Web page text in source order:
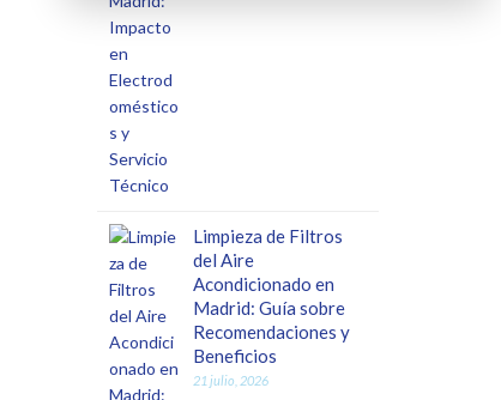
Limpieza de Filtros
del Aire
Acondicionado en
Madrid: Guía sobre
Recomendaciones y
Beneficios
21 julio, 2026